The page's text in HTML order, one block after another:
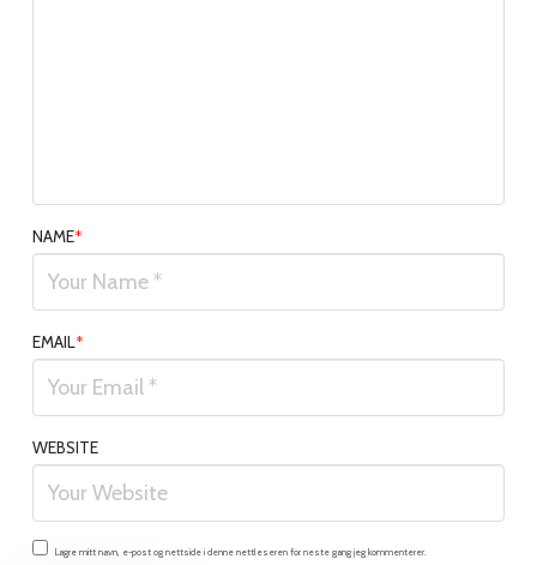
NAME*
EMAIL*
WEBSITE
Lagre mitt navn, e-post og nettside i denne nettleseren for neste gang jeg kommenterer.